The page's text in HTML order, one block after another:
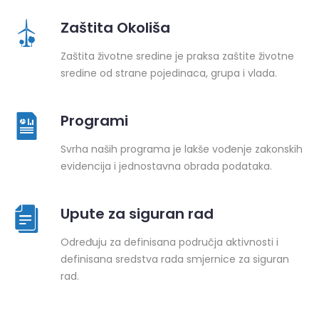
Zaštita Okoliša
Zaštita životne sredine je praksa zaštite životne
sredine od strane pojedinaca, grupa i vlada.
Programi
Svrha naših programa je lakše vođenje zakonskih
evidencija i jednostavna obrada podataka.
Upute za siguran rad
Određuju za definisana područja aktivnosti i
definisana sredstva rada smjernice za siguran
rad.